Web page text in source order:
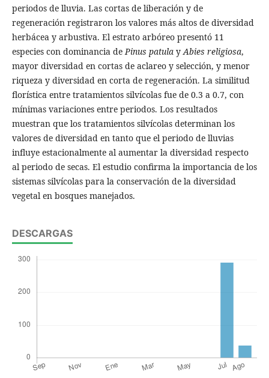
periodos de lluvia. Las cortas de liberación y de
regeneración registraron los valores más altos de diversidad
herbácea y arbustiva. El estrato arbóreo presentó 11
especies con dominancia dePinus patulayAbies religiosa,
mayor diversidad en cortas de aclareo y selección, y menor
riqueza y diversidad en corta de regeneración. La similitud
florística entre tratamientos silvícolas fue de 0.3 a 0.7, con
mínimas variaciones entre periodos. Los resultados
muestran que los tratamientos silvícolas determinan los
valores de diversidad en tanto que el periodo de lluvias
influye estacionalmente al aumentar la diversidad respecto
al periodo de secas. El estudio confirma la importancia de los
sistemas silvícolas para la conservación de la diversidad
vegetal en bosques manejados.
DESCARGAS